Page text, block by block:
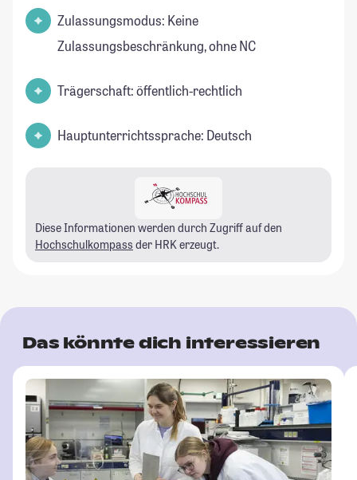
Zulassungsmodus: Keine
Zulassungsbeschränkung, ohne NC
Trägerschaft: öffentlich-rechtlich
Hauptunterrichtssprache: Deutsch
Diese Informationen werden durch Zugriff auf den
Hochschulkompass der HRK erzeugt.
Das könnte dich interessieren